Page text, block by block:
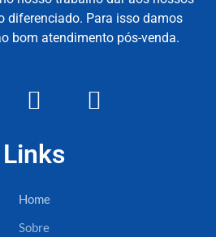
diferenciado. Para isso damos
bom atendimento pós-venda.
Links
Home
Sobre